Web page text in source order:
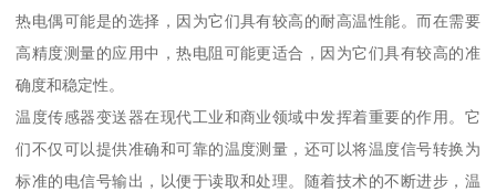
热电偶可能是的选择，因为它们具有较高的耐高温性能。而在需要
高精度测量的应用中，热电阻可能更适合，因为它们具有较高的准
确度和稳定性。
温度传感器变送器在现代工业和商业领域中发挥着重要的作用。它
们不仅可以提供准确和可靠的温度测量，还可以将温度信号转换为
标准的电信号输出，以便于读取和处理。随着技术的不断进步，温